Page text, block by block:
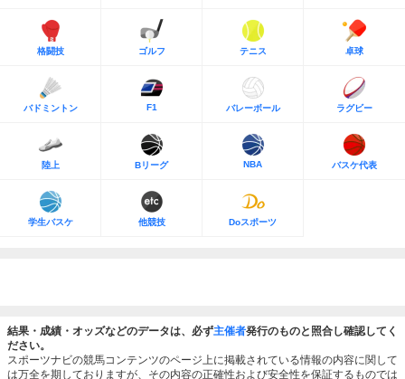
格闘技 ゴルフ テニス 卓球
バドミントン F1 バレーボール ラグビー
陸上 Bリーグ NBA バスケ代表
学生バスケ 他競技 Doスポーツ
結果・成績・オッズなどのデータは、必ず主催者発行のものと照合し確認してく
ださい。
スポーツナビの競馬コンテンツのページ上に掲載されている情報の内容に関して
は万全を期しておりますが、その内容の正確性および安全性を保証するものでは